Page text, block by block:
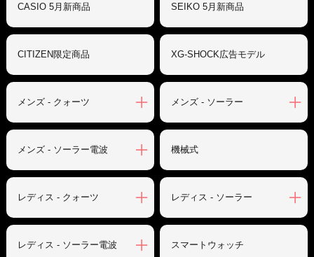
CASIO 5月新商品 SEIKO 5月新商品
CITIZEN限定商品 XG-SHOCK広告モデル
メンズ - クォーツ メンズ - ソーラー
メンズ - ソーラー電波 機械式
レディス - クォーツ レディス - ソーラー
レディス - ソーラー電波 スマートウォッチ